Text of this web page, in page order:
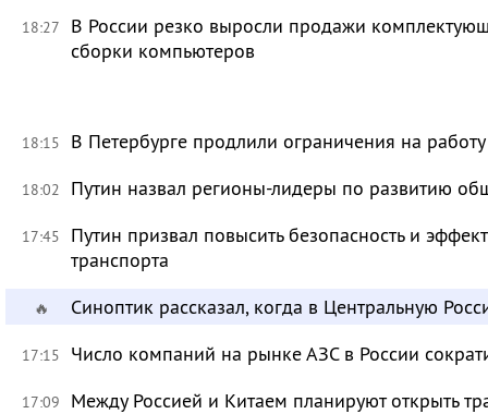
18:27
В России резко выросли продажи
сборки компьютеров
18:15 В Петербурге продлили ограничения на
18:02 Путин назвал регионы-лидеры по развитию
17:45
Путин призвал повысить безопасность и
транспорта
🔥 Синоптик рассказал, когда в Центральную
17:15 Число компаний на рынке АЗС в России
17:09 Между Россией и Китаем планируют открыть